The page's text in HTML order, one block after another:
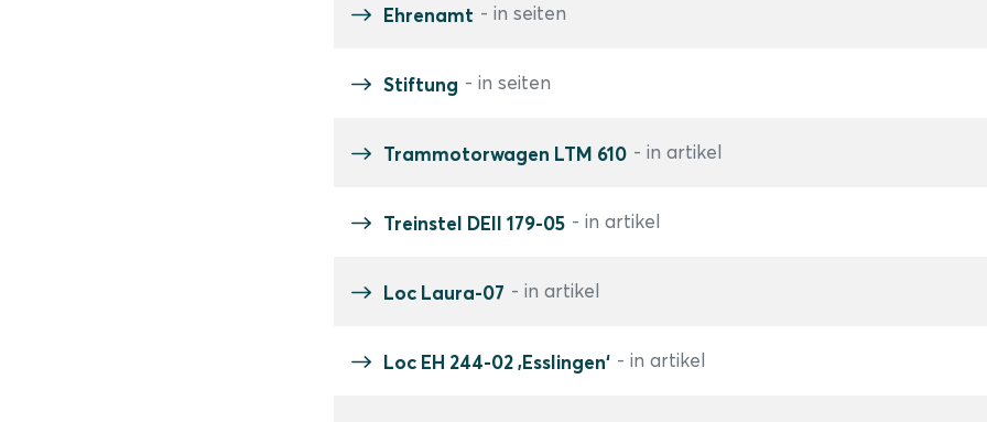
Ehrenamt - in seiten
Stiftung - in seiten
Trammotorwagen LTM 610 - in artikel
Treinstel DEII 179-05 - in artikel
Loc Laura-07 - in artikel
Loc EH 244-02 ‚Esslingen‘ - in artikel